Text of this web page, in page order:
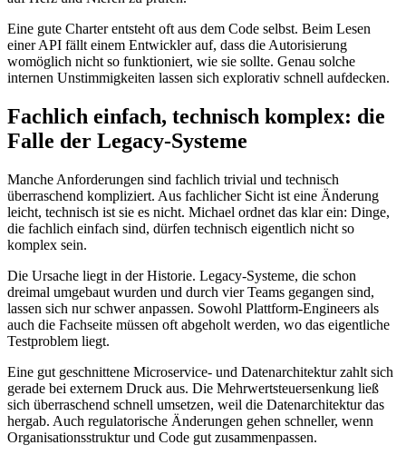
Eine gute Charter entsteht oft aus dem Code selbst. Beim Lesen
einer API fällt einem Entwickler auf, dass die Autorisierung
womöglich nicht so funktioniert, wie sie sollte. Genau solche
internen Unstimmigkeiten lassen sich explorativ schnell aufdecken.
Fachlich einfach, technisch komplex: die
Falle der Legacy-Systeme
Manche Anforderungen sind fachlich trivial und technisch
überraschend kompliziert. Aus fachlicher Sicht ist eine Änderung
leicht, technisch ist sie es nicht. Michael ordnet das klar ein: Dinge,
die fachlich einfach sind, dürfen technisch eigentlich nicht so
komplex sein.
Die Ursache liegt in der Historie. Legacy-Systeme, die schon
dreimal umgebaut wurden und durch vier Teams gegangen sind,
lassen sich nur schwer anpassen. Sowohl Plattform-Engineers als
auch die Fachseite müssen oft abgeholt werden, wo das eigentliche
Testproblem liegt.
Eine gut geschnittene Microservice- und Datenarchitektur zahlt sich
gerade bei externem Druck aus. Die Mehrwertsteuersenkung ließ
sich überraschend schnell umsetzen, weil die Datenarchitektur das
hergab. Auch regulatorische Änderungen gehen schneller, wenn
Organisationsstruktur und Code gut zusammenpassen.